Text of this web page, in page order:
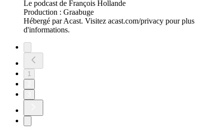
Le podcast de François Hollande
Production : Graabuge
Hébergé par Acast. Visitez acast.com/privacy pour plus
d'informations.
1